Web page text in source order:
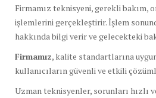
Firmamız teknisyeni, gerekli bakım,
işlemlerini gerçekleştirir. İşlem
hakkında bilgi verir ve gelecekteki
Firmamız, kalite standartlarına
kullanıcıların güvenli ve etkili
Uzman teknisyenler, sorunları hızlı